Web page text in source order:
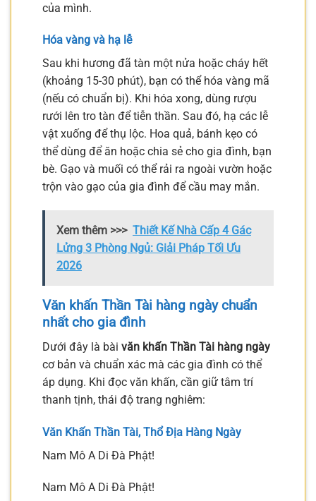
của mình.
Hóa vàng và hạ lễ
Sau khi hương đã tàn một nửa hoặc cháy hết
(khoảng 15-30 phút), bạn có thể hóa vàng mã
(nếu có chuẩn bị). Khi hóa xong, dùng rượu
rưới lên tro tàn để tiễn thần. Sau đó, hạ các lễ
vật xuống để thụ lộc. Hoa quả, bánh kẹo có
thể dùng để ăn hoặc chia sẻ cho gia đình, bạn
bè. Gạo và muối có thể rải ra ngoài vườn hoặc
trộn vào gạo của gia đình để cầu may mắn.
Xem thêm >>> Thiết Kế Nhà Cấp 4 Gác
Lửng 3 Phòng Ngủ: Giải Pháp Tối Ưu
2026
Văn khấn Thần Tài hàng ngày chuẩn
nhất cho gia đình
Dưới đây là bài văn khấn Thần Tài hàng ngày
cơ bản và chuẩn xác mà các gia đình có thể
áp dụng. Khi đọc văn khấn, cần giữ tâm trí
thanh tịnh, thái độ trang nghiêm:
Văn Khấn Thần Tài, Thổ Địa Hàng Ngày
Nam Mô A Di Đà Phật!
Nam Mô A Di Đà Phật!